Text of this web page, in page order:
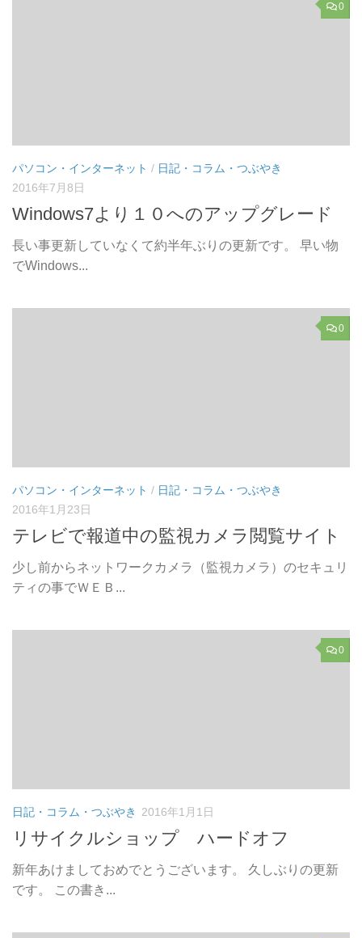
0
パソコン・インターネット / 日記・コラム・つぶやき
2016年7月8日
Windows7より１０へのアップグレード
長い事更新していなくて約半年ぶりの更新です。 早い物
でWindows...
0
パソコン・インターネット / 日記・コラム・つぶやき
2016年1月23日
テレビで報道中の監視カメラ閲覧サイト
少し前からネットワークカメラ（監視カメラ）のセキュリ
ティの事でＷＥＢ...
0
日記・コラム・つぶやき 2016年1月1日
リサイクルショップ ハードオフ
新年あけましておめでとうございます。 久しぶりの更新
です。 この書き...